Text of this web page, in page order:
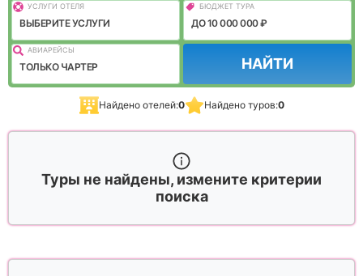
УСЛУГИ ОТЕЛЯ
ВЫБЕРИТЕ УСЛУГИ
БЮДЖЕТ ТУРА
ДО 10 000 000 ₽
АВИАРЕЙСЫ
ТОЛЬКО ЧАРТЕР НАЙТИ
Найдено отелей:0 Найдено туров:0
Туры не найдены, измените критерии
поиска